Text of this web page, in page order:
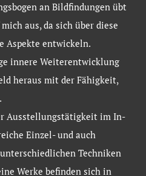
an Bildfindungen übt
aus, da sich über diese
Aspekte entwickeln.
innere Weiterentwicklung
heraus mit der Fähigkeit,
Ausstellungstätigkeit im In-
Einzel- und auch
Techniken
Werke befinden sich in